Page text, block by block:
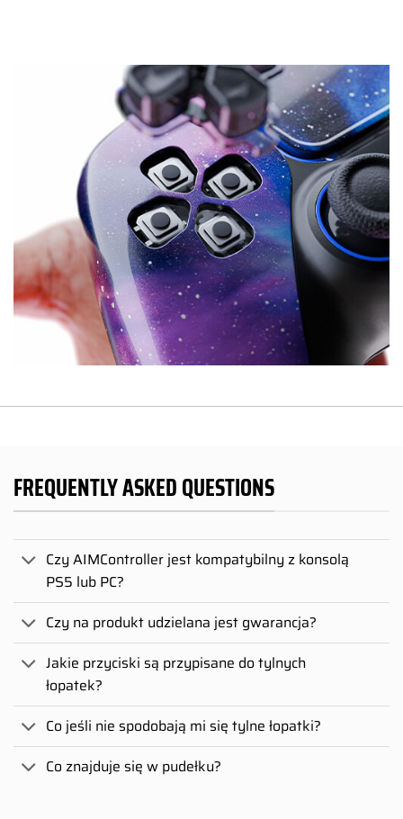
FREQUENTLY ASKED QUESTIONS
Czy AIMController jest kompatybilny z konsolą
PS5 lub PC?
Czy na produkt udzielana jest gwarancja?
Jakie przyciski są przypisane do tylnych
łopatek?
Co jeśli nie spodobają mi się tylne łopatki?
Co znajduje się w pudełku?